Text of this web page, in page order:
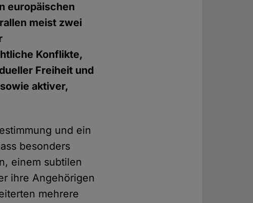
europäischen
meist zwei
Konflikte,
Freiheit und
aktiver,
und ein
besonders
einem subtilen
ihre Angehörigen
mehrere